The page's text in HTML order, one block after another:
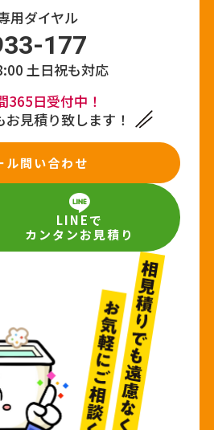
用ダイヤル
177
土日祝も対応
365日受付中！
見積り致します！
ル問い合わせ
LINEで
カンタンお見積り